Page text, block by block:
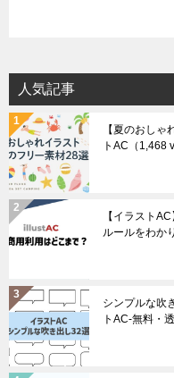
人気記事
【夏のおし
トAC （1,468
【イラスト
ルールをわか
シンプルな吹
トAC-無料・